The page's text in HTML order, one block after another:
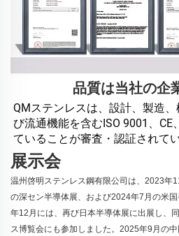
品質は当社の企
QMステンレスは、設計、製造
び流通機能を含むISO 9001、CE
ていることが審査・認証されて
展示会
温州啓明ステンレス鋼有限公司は、2023年
の深セン半導体展、および2024年7月の米
年12月には、再び日本半導体展に出展し、
ス博覧会にも参加しました。2025年9月の